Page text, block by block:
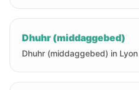
Dhuhr (middaggebed)
Dhuhr (middaggebed) in